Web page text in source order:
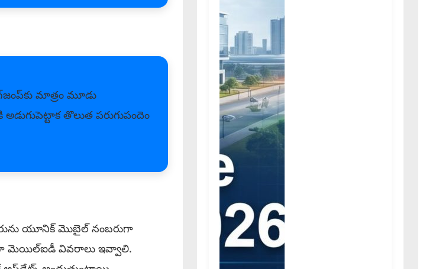
మాత్రం మూడు
తొలుత పరుగుపందెం
యూనిక్‌ మొబైల్‌ నంబరుగా
మెయిల్‌ఐడీ వివరాలు ఇవ్వాలి.